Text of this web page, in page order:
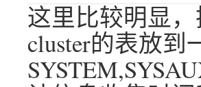
这里比较明显
cluster的表放